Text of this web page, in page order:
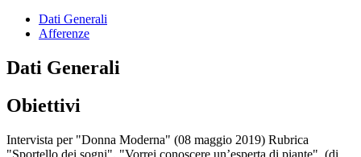
Dati Generali
Afferenze
Dati Generali
Obiettivi
Intervista per "Donna Moderna" (08 maggio 2019) Rubrica